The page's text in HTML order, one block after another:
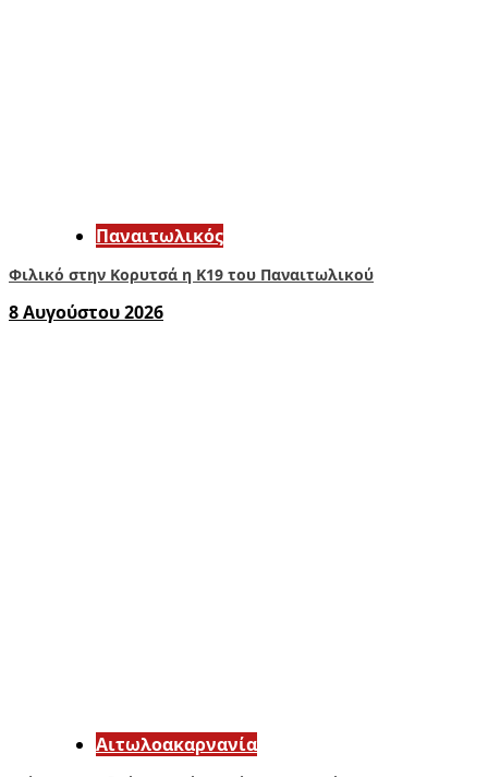
Παναιτωλικός
Φιλικό στην Κορυτσά η Κ19 του Παναιτωλικού
8 Αυγούστου 2026
Αιτωλοακαρνανία